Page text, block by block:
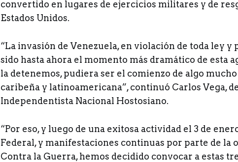
convertido en lugares de ejercicios militares y de
Estados Unidos.
“La invasión de Venezuela, en violación de toda ley
sido hasta ahora el momento más dramático de esta
la detenemos, pudiera ser el comienzo de algo
caribeña y latinoamericana”, continuó Carlos Vega,
Independentista Nacional Hostosiano.
“Por eso, y luego de una exitosa actividad el 3 de
Federal, y manifestaciones continuas por parte de la
Contra la Guerra, hemos decidido convocar a estas